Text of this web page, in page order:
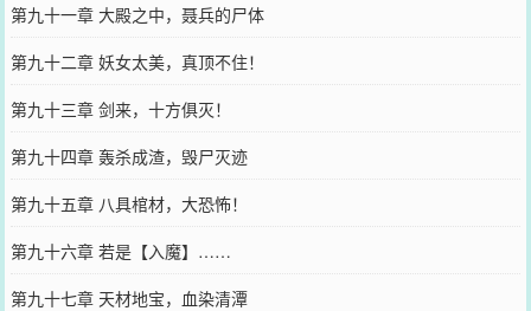
第九十一章 大殿之中，聂兵的尸体
第九十二章 妖女太美，真顶不住！
第九十三章 剑来，十方俱灭！
第九十四章 轰杀成渣，毁尸灭迹
第九十五章 八具棺材，大恐怖！
第九十六章 若是【入魔】……
第九十七章 天材地宝，血染清潭